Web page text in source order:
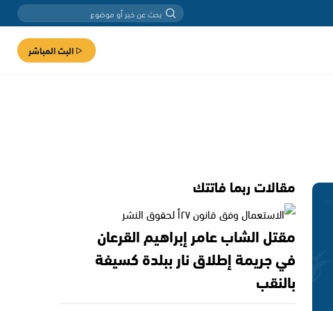
البث المباشر
مقالات ربما فاتتك
مقتل الشاب عامر إبراهيم القرعان
في جريمة إطلاق نار ببلدة كسيفة
بالنقب